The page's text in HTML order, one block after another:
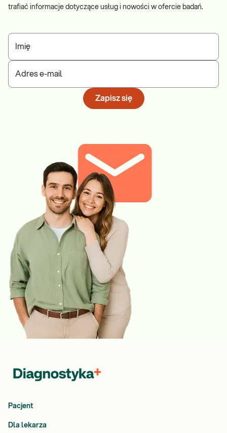
trafiać informacje dotyczące usług i nowości w ofercie badań.
Imię
Adres e-mail
Zapisz się
Pacjent
Dla lekarza